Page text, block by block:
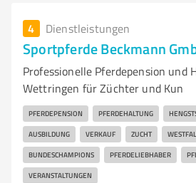
4 Dienstleistungen
Sportpferde Beckmann
Professionelle Pferdepension und
Wettringen für Züchter und Kun
PFERDEPENSION PFERDEHALTUNG
AUSBILDUNG VERKAUF ZUCHT
BUNDESCHAMPIONS PFERDELIEBHABER
VERANSTALTUNGEN